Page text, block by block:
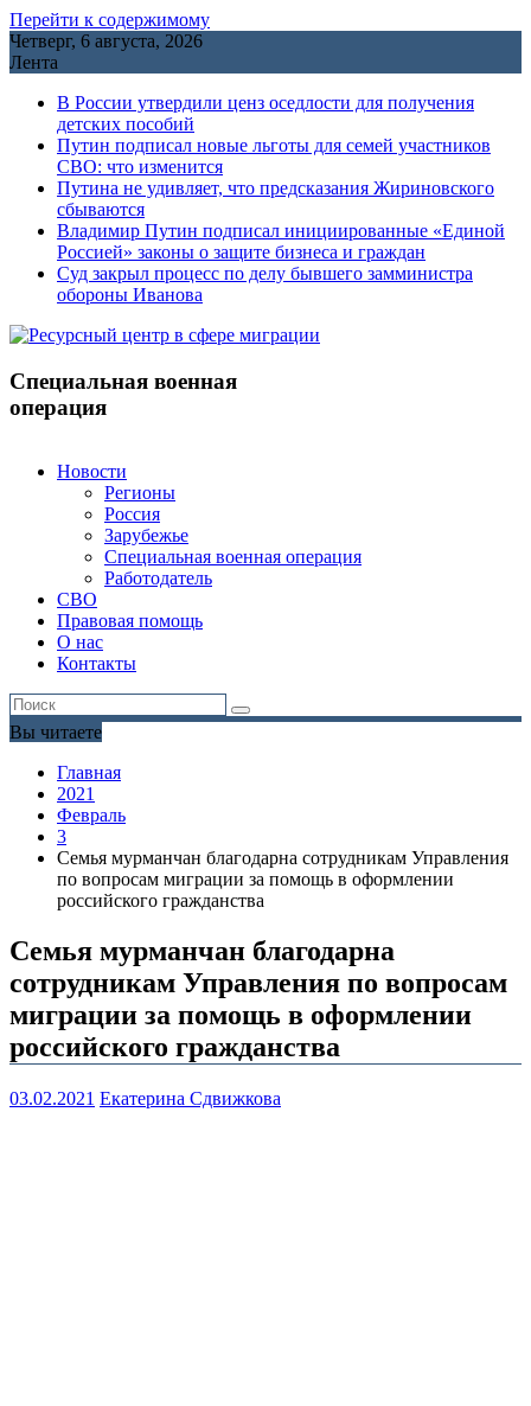
Перейти к содержимому
Четверг, 6 августа, 2026
Лента
В России утвердили ценз оседлости для получения
детских пособий
Путин подписал новые льготы для семей участников
СВО: что изменится
Путина не удивляет, что предсказания Жириновского
сбываются
Владимир Путин подписал инициированные «Единой
Россией» законы о защите бизнеса и граждан
Cуд закрыл процесс по делу бывшего замминистра
обороны Иванова
Специальная военная
операция
Новости
Регионы
Россия
Зарубежье
Специальная военная операция
Работодатель
СВО
Правовая помощь
О нас
Контакты
Вы читаете
Главная
2021
Февраль
3
Семья мурманчан благодарна сотрудникам Управления
по вопросам миграции за помощь в оформлении
российского гражданства
Семья мурманчан благодарна
сотрудникам Управления по вопросам
миграции за помощь в оформлении
российского гражданства
03.02.2021 Екатерина Сдвижкова